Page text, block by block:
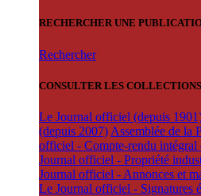
RECHERCHER UNE
Rechercher
CONSULTER LES COLLECTIONS
Le Journal officiel (depuis
(depuis 2007) Assemblée de la
officiel - Compte-rendu intégral
Journal officiel - Propriété
Journal officiel - Annonces et
Le Journal officiel - Signatures